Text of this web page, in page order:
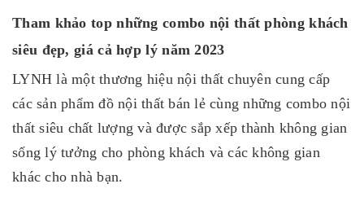
Tham khảo top những combo nội thất phòng khách
siêu đẹp, giá cả hợp lý năm 2023
LYNH là một thương hiệu nội thất chuyên cung cấp
các sản phẩm đồ nội thất bán lẻ cùng những combo nội
thất siêu chất lượng và được sắp xếp thành không gian
sống lý tưởng cho phòng khách và các không gian
khác cho nhà bạn.